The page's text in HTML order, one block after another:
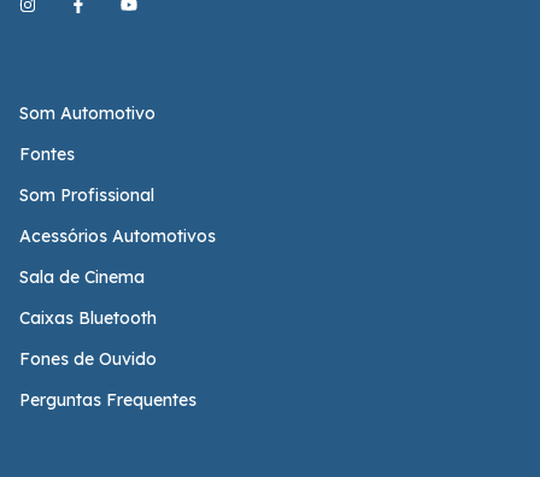
Som Automotivo
Fontes
Som Profissional
Acessórios Automotivos
Sala de Cinema
Caixas Bluetooth
Fones de Ouvido
Perguntas Frequentes